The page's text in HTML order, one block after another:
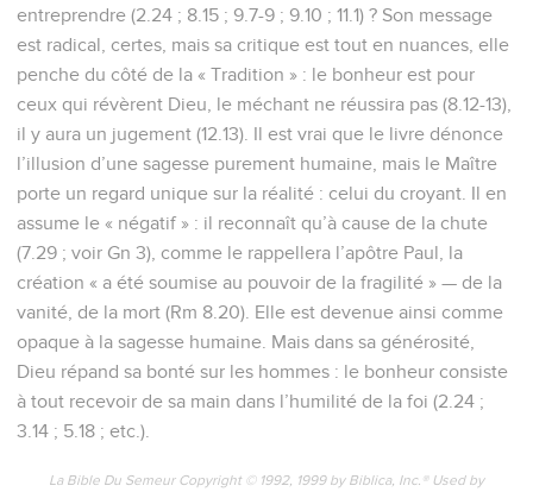
entreprendre (2.24 ; 8.15 ; 9.7-9 ; 9.10 ; 11.1) ? Son message
est radical, certes, mais sa critique est tout en nuances, elle
penche du côté de la « Tradition » : le bonheur est pour
ceux qui révèrent Dieu, le méchant ne réussira pas (8.12-13),
il y aura un jugement (12.13). Il est vrai que le livre dénonce
l’illusion d’une sagesse purement humaine, mais le Maître
porte un regard unique sur la réalité : celui du croyant. Il en
assume le « négatif » : il reconnaît qu’à cause de la chute
(7.29 ; voir Gn 3), comme le rappellera l’apôtre Paul, la
création « a été soumise au pouvoir de la fragilité » — de la
vanité, de la mort (Rm 8.20). Elle est devenue ainsi comme
opaque à la sagesse humaine. Mais dans sa générosité,
Dieu répand sa bonté sur les hommes : le bonheur consiste
à tout recevoir de sa main dans l’humilité de la foi (2.24 ;
3.14 ; 5.18 ; etc.).
La Bible Du Semeur Copyright © 1992, 1999 by Biblica, Inc.® Used by